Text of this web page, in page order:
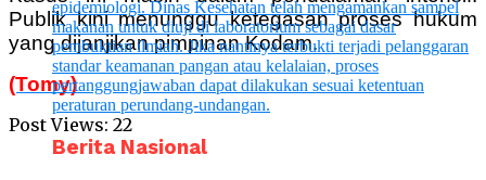
Publik kini menunggu ketegasan proses hukum
yang dijanjikan pimpinan Kodam.
(Tomy)
Post Views: 22
Berita Nasional